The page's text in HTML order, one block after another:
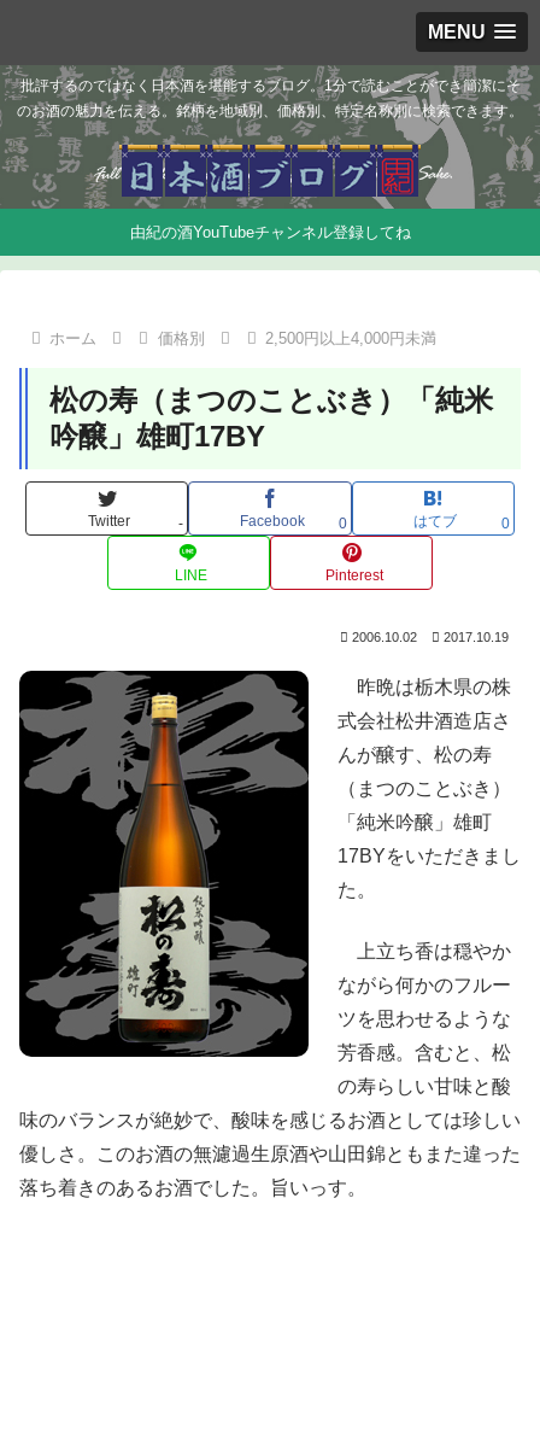
MENU
批評するのではなく日本酒を堪能するブログ。1分で読むことができ簡潔にそ
のお酒の魅力を伝える。銘柄を地域別、価格別、特定名称別に検索できます。
由紀の酒YouTubeチャンネル登録してね
ホーム 価格別 2,500円以上4,000円未満
松の寿（まつのことぶき）「純米
吟醸」雄町17BY
Twitter - Facebook 0 はてブ 0
LINE Pinterest
2006.10.02 2017.10.19
昨晩は栃木県の株
式会社松井酒造店さ
んが醸す、松の寿
（まつのことぶき）
「純米吟醸」雄町
17BYをいただきまし
た。
上立ち香は穏やか
ながら何かのフルー
ツを思わせるような
芳香感。含むと、松
の寿らしい甘味と酸
味のバランスが絶妙で、酸味を感じるお酒としては珍しい
優しさ。このお酒の無濾過生原酒や山田錦ともまた違った
落ち着きのあるお酒でした。旨いっす。